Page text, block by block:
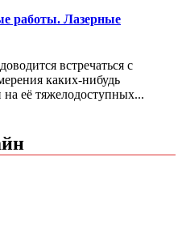
работы. Лазерные
встречаться с
каких-нибудь
на её тяжелодоступных...